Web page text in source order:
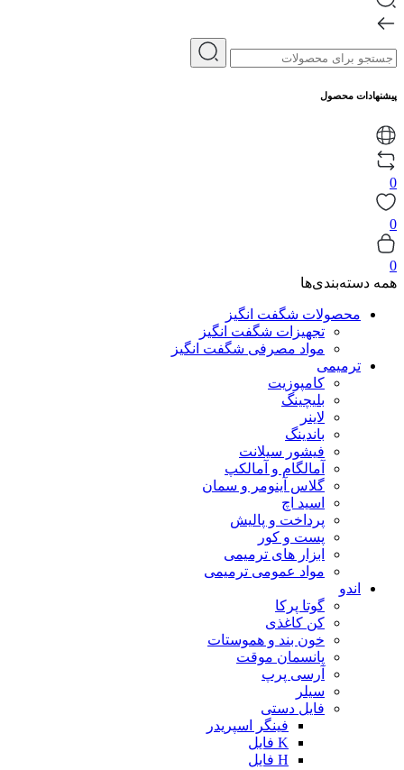
پیشنهادات محصول
0
0
0
همه دسته‌بندی‌ها
محصولات شگفت انگیز
تجهیزات شگفت انگیز
مواد مصرفی شگفت انگیز
ترمیمی
کامپوزیت
بلیچینگ
لاینر
باندینگ
فیشور سیلانت
آمالگام و آمالکپ
گلاس آینومر و سمان
اسید اچ
پرداخت و پالیش
پست و کور
ابزار های ترمیمی
مواد عمومی ترمیمی
اندو
گوتا پرکا
کن کاغذی
خون بند و هموستات
پانسمان موقت
آرسی پرپ
سیلر
فایل دستی
فینگر اسپریدر
K فایل
H فایل